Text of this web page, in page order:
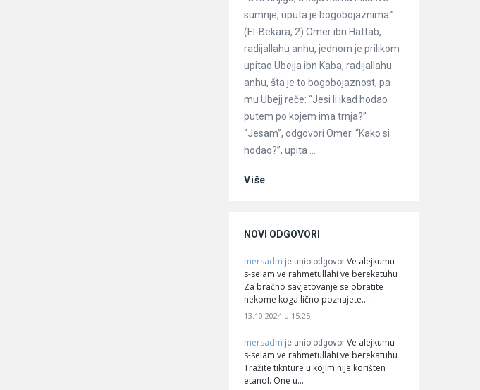
sumnje, uputa je bogobojaznima.”
(El-Bekara, 2) Omer ibn Hattab,
radijallahu anhu, jednom je prilikom
upitao Ubejja ibn Kaba, radijallahu
anhu, šta je to bogobojaznost, pa
mu Ubejj reče: “Jesi li ikad hodao
putem po kojem ima trnja?”
“Jesam”, odgovori Omer. “Kako si
hodao?”, upita ...
Više
NOVI ODGOVORI
mersadm je unio odgovor Ve alejkumu-
s-selam ve rahmetullahi ve berekatuhu
Za bračno savjetovanje se obratite
nekome koga lično poznajete.…
13.10.2024 u 15:25
mersadm je unio odgovor Ve alejkumu-
s-selam ve rahmetullahi ve berekatuhu
Tražite tiknture u kojim nije korišten
etanol. One u…